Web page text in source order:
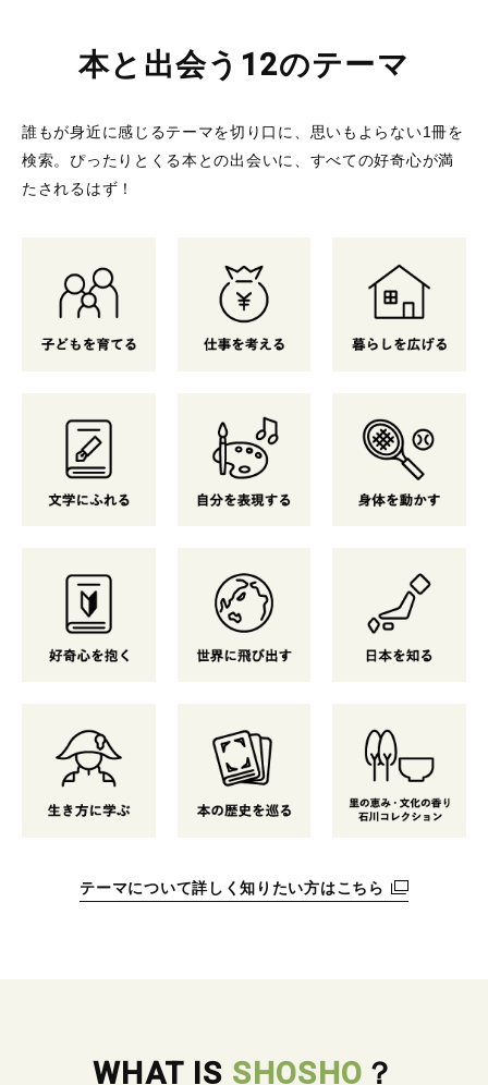
本と出会う12のテーマ
誰もが身近に感じるテーマを切り口に、思いもよらない1冊を
検索。 ぴったりとくる本との出会いに、すべての好奇心が満
たされるはず！
テーマについて詳しく知りたい方はこちら
WHAT IS SHOSHO ？